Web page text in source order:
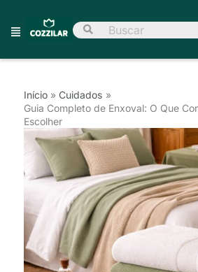
para
conteúdo
Main
Menu
Pesquisar
Início
Cuidados
Guia Completo de Enxoval: O Que
Escolher